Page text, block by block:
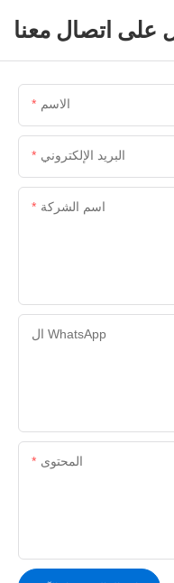
على اتصال معنا
الاسم
البريد الإلكتروني
اسم الشركة
ال WhatsApp
المحتوى